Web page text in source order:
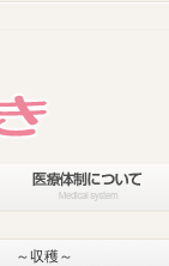
～収穫～